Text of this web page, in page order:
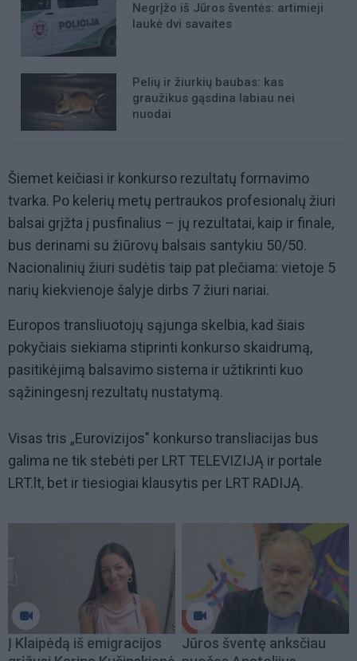
Negrįžo iš Jūros šventės: artimieji
laukė dvi savaites
Pelių ir žiurkių baubas: kas
graužikus gąsdina labiau nei
nuodai
Šiemet keičiasi ir konkurso rezultatų formavimo
tvarka. Po kelerių metų pertraukos profesionalų žiuri
balsai grįžta į pusfinalius – jų rezultatai, kaip ir finale,
bus derinami su žiūrovų balsais santykiu 50/50.
Nacionalinių žiuri sudėtis taip pat plečiama: vietoje 5
narių kiekvienoje šalyje dirbs 7 žiuri nariai.
Europos transliuotojų sąjunga skelbia, kad šiais
pokyčiais siekiama stiprinti konkurso skaidrumą,
pasitikėjimą balsavimo sistema ir užtikrinti kuo
sąžiningesnį rezultatų nustatymą.
Visas tris „Eurovizijos" konkurso transliacijas bus
galima ne tik stebėti per LRT TELEVIZIJĄ ir portale
LRT.lt, bet ir tiesiogiai klausytis per LRT RADIJĄ.
Į Klaipėdą iš emigracijos
Jūros šventę anksčiau